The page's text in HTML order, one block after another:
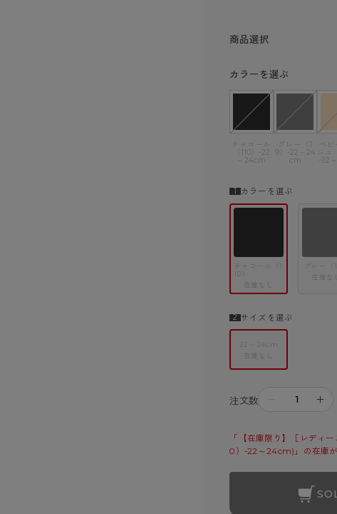
商品選択
カラーを選ぶ
チャコール
（110）-22
～24cm
グレー（1
9）-22～24
cm
ジュ
-22
カラーを選ぶ
チャコール（1
10）
在庫なし
グレー（
在庫な
サイズを選ぶ
22～24cm
在庫なし
注文数 ＋
「【在庫限り】［レディ
0）-22～24cm)」の在庫が